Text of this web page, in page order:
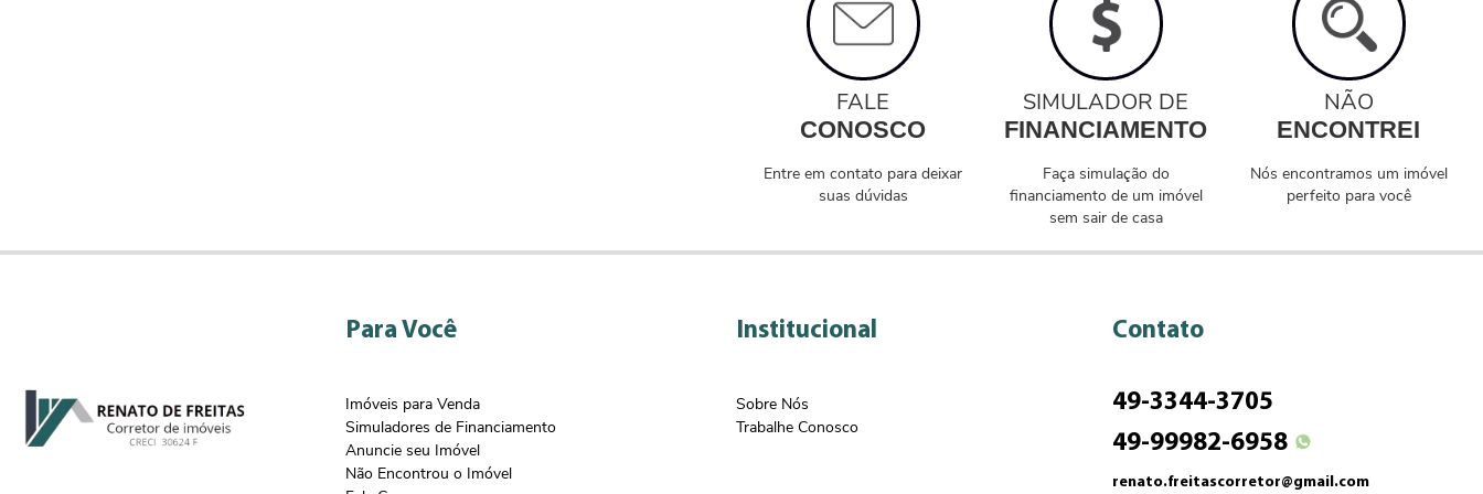
FALE
CONOSCO
Entre em contato para deixar
suas dúvidas
SIMULADOR DE
FINANCIAMENTO
Faça simulação do
financiamento de um imóvel
sem sair de casa
NÃO
ENCONTREI
Nós encontramos um imóvel
perfeito para você
Para Você
Imóveis para Venda
Simuladores de Financiamento
Anuncie seu Imóvel
Não Encontrou o Imóvel
Institucional
Sobre Nós
Trabalhe Conosco
Contato
49-3344-3705
49-99982-6958
renato.freitascorretor@gmail.com